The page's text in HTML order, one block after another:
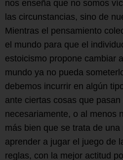
nos enseña que no somos
las circunstancias, sino de
Mientras el pensamiento
el mundo para que el
estoicismo propone cambiar
mundo ya no pueda
debemos incurrir en algún
ante ciertas cosas que
necesariamente, o al menos
más bien que se trata de
aprender a jugar el juego de
reglas, con la mejor actitud